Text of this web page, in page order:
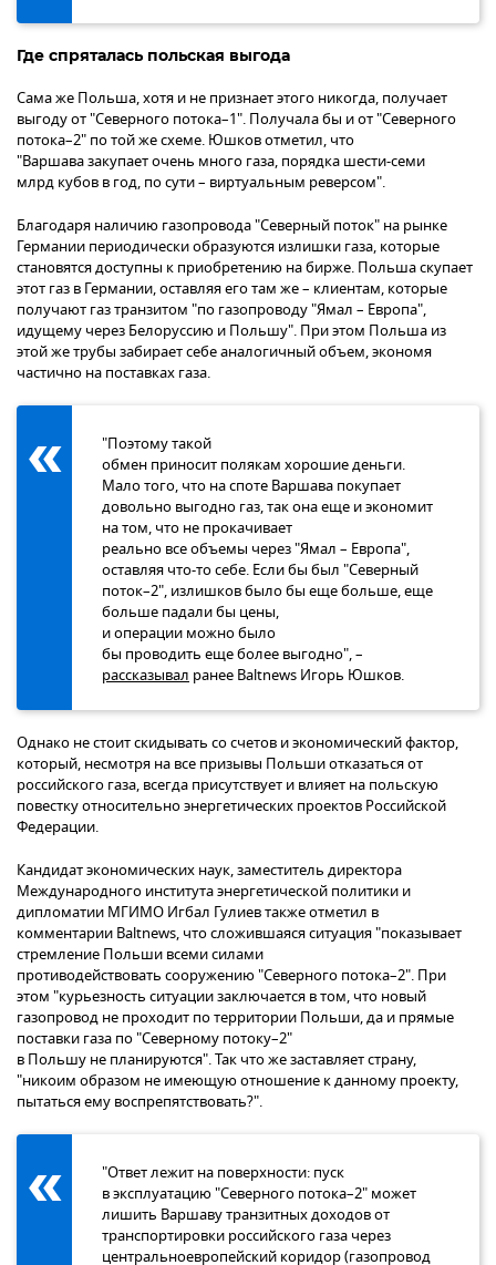
Где спряталась польская выгода
Сама же Польша, хотя и не признает этого никогда, получает
выгоду от "Северного потока–1". Получала бы и от "Северного
потока–2" по той же схеме. Юшков отметил, что
"Варшава закупает очень много газа, порядка шести-семи
млрд кубов в год, по сути – виртуальным реверсом".
Благодаря наличию газопровода "Северный поток" на рынке
Германии периодически образуются излишки газа, которые
становятся доступны к приобретению на бирже. Польша скупает
этот газ в Германии, оставляя его там же – клиентам, которые
получают газ транзитом "по газопроводу "Ямал – Европа",
идущему через Белоруссию и Польшу". При этом Польша из
этой же трубы забирает себе аналогичный объем, экономя
частично на поставках газа.
"Поэтому такой
обмен приносит полякам хорошие деньги.
Мало того, что на споте Варшава покупает
довольно выгодно газ, так она еще и экономит
на том, что не прокачивает
реально все объемы через "Ямал – Европа",
оставляя что-то себе. Если бы был "Северный
поток–2", излишков было бы еще больше, еще
больше падали бы цены,
и операции можно было
бы проводить еще более выгодно", –
рассказывал ранее Baltnews Игорь Юшков.
Однако не стоит скидывать со счетов и экономический фактор,
который, несмотря на все призывы Польши отказаться от
российского газа, всегда присутствует и влияет на польскую
повестку относительно энергетических проектов Российской
Федерации.
Кандидат экономических наук, заместитель директора
Международного института энергетической политики и
дипломатии МГИМО Игбал Гулиев также отметил в
комментарии Baltnews, что сложившаяся ситуация "показывает
стремление Польши всеми силами
противодействовать сооружению "Северного потока–2". При
этом "курьезность ситуации заключается в том, что новый
газопровод не проходит по территории Польши, да и прямые
поставки газа по "Северному потоку–2"
в Польшу не планируются". Так что же заставляет страну,
"никоим образом не имеющую отношение к данному проекту,
пытаться ему воспрепятствовать?".
"Ответ лежит на поверхности: пуск
в эксплуатацию "Северного потока–2" может
лишить Варшаву транзитных доходов от
транспортировки российского газа через
центральноевропейский коридор (газопровод